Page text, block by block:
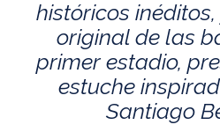
históricos
original de las
primer estadio,
estuche
Santiago